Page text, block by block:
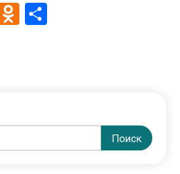
Odnoklassniki
Поиск